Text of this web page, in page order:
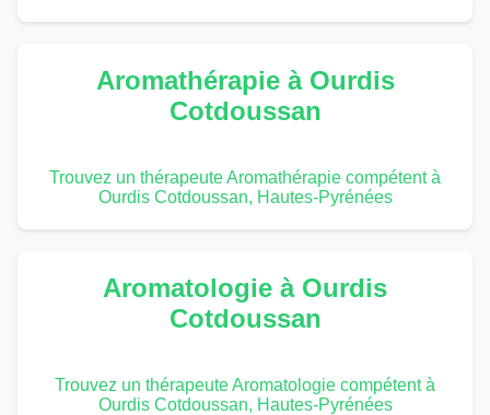
Aromathérapie à Ourdis
Cotdoussan
Trouvez un thérapeute Aromathérapie compétent à
Ourdis Cotdoussan, Hautes-Pyrénées
Aromatologie à Ourdis
Cotdoussan
Trouvez un thérapeute Aromatologie compétent à
Ourdis Cotdoussan, Hautes-Pyrénées